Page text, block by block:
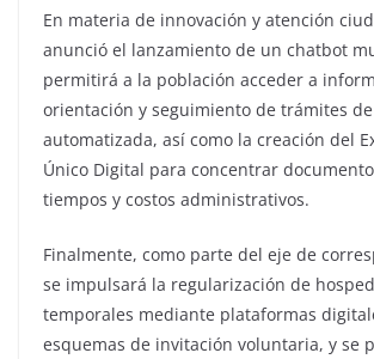
En materia de innovación y atención
anunció el lanzamiento de un chatbot
permitirá a la población acceder a
orientación y seguimiento de trámites
automatizada, así como la creación del
Único Digital para concentrar
tiempos y costos administrativos.
Finalmente, como parte del eje de
se impulsará la regularización de
temporales mediante plataformas
esquemas de invitación voluntaria, y se